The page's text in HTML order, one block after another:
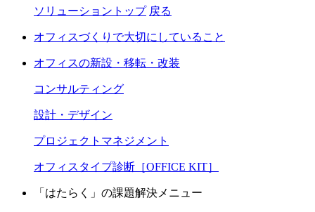
ソリューショントップ 戻る
オフィスづくりで大切にしていること
オフィスの新設・移転・改装
コンサルティング
設計・デザイン
プロジェクトマネジメント
オフィスタイプ診断［OFFICE KIT］
「はたらく」の課題解決メニュー